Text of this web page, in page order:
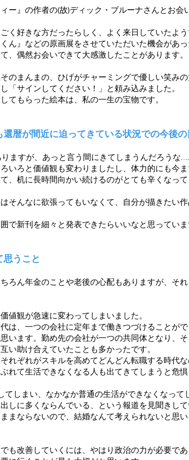
ー』の作者の(故)ディック・ブルーナさんとお会
く好きな方だったらしく、よく来日していたよ
ん』などの原画展をさせていただいた機会があ
、偶然お会いできて大感激したことがあります。
のまんまの、ひげがチャーミングで優しい笑み
「サインしてください！」と頼み込みました。
てもらった絵本は、私の一生の宝物です。
暦が間近に迫ってきている状況での今後
ますが、あっと言う間にきてしまうんだろうな
いろと価値観も変わりましたし、体力的にも今
、机に長時間向かい続けるのがとても辛くなって
そんなに欲張ってもいなくて、自分が描きたい
で新刊を細々と発表できたらいいなと思っていま
思うこと
ろん年金のことや老後の心配もありますが、それ
値観が急速に変わってしまいました。
は、一つの会社に定年まで働きつづけることが
います。勤め先の会社が一つの共同体となり、
い助け合えていたことも多かったです。
れぞれがスキルを高めてどんどん転職する時代
れて生活できなくなる人も出てきてしまうと危惧
しまい、なかなか普通の生活ができなくなって
しに多くならんでいる、という報道を見聞きして
まならないので、結婚なんて考えられないと思
も改善していくには、やはり政治の力が必要で